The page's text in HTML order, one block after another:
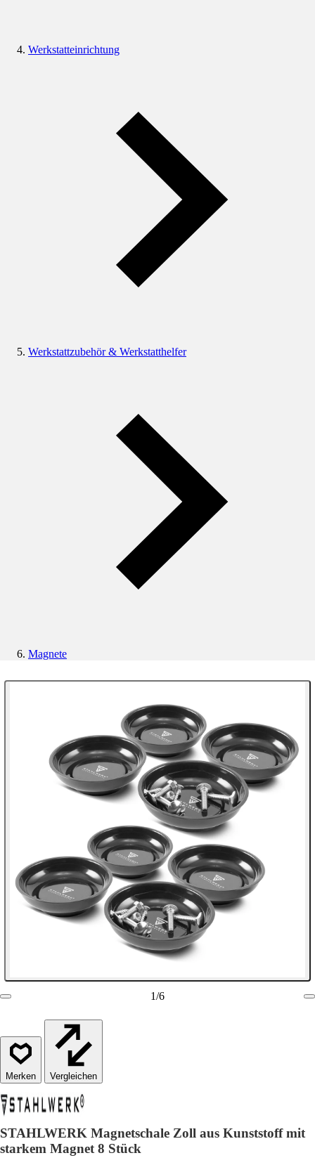
Werkstatteinrichtung
Werkstattzubehör & Werkstatthelfer
Magnete
1/6
Vergleichen
STAHLWERK Magnetschale Zoll aus Kunststoff mit
starkem Magnet 8 Stück